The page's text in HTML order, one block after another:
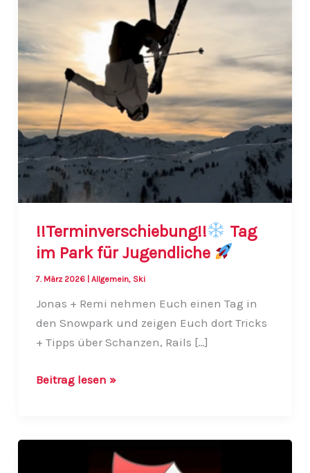
!!Terminverschiebung!!
Tag
im Park für Jugendliche
7. März 2026 Allgemein, Ski
Jonas + Remi nehmen Euch einen Tag in
den Snowpark und zeigen Euch dort Tricks
+ Tipps über Schanzen, Rails […]
!!Terminverschiebung!!
im
Beitrag lesen »